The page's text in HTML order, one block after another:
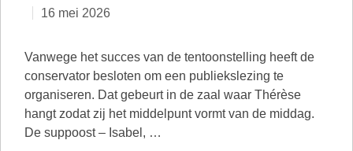
16 mei 2026
Vanwege het succes van de tentoonstelling heeft de
conservator besloten om een publiekslezing te
organiseren. Dat gebeurt in de zaal waar Thérèse
hangt zodat zij het middelpunt vormt van de middag.
De suppoost – Isabel, …